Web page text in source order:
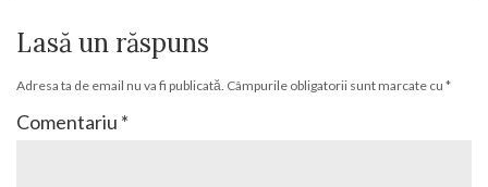
Lasă un răspuns
Adresa ta de email nu va fi publicată. Câmpurile obligatorii sunt marcate cu *
Comentariu *